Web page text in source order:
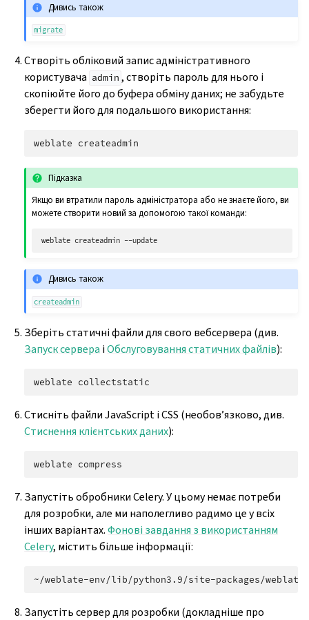
Дивись також
migrate
Створіть обліковий запис адміністративного
користувача admin , створіть пароль для нього і
скопіюйте його до буфера обміну даних; не забудьте
зберегти його для подальшого використання:
weblate
Підказка
Якщо ви втратили пароль адміністратора або не знаєте його, ви
можете створити новий за допомогою такої команди:
weblate createadmin
Дивись також
createadmin
Зберіть статичні файли для свого вебсервера (див.
Запуск сервера іОбслуговування статичних файлів):
weblate
Стисніть файли JavaScript і CSS (необов’язково, див.
Стиснення клієнтських даних):
weblate
Запустіть обробники Celery. У цьому немає потреби
для розробки, але ми наполегливо радимо це у всіх
інших варіантах.Фонові завдання з використанням
Celery, містить більше інформації:
~/weblate-env/lib/python3.9/site-packages/
Запустіть сервер для розробки (докладніше про